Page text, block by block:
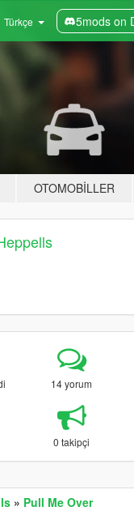
Türkçe 5mods on
OTOMOBILLER
14 yorum
0 takipçi
» Pull Me Over